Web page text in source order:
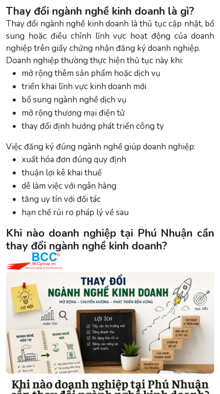
Thay đổi ngành nghề kinh doanh là gì?
Thay đổi ngành nghề kinh doanh là thủ tục cập nhật, bổ
sung hoặc điều chỉnh lĩnh vực hoạt động của doanh
nghiệp trên giấy chứng nhận đăng ký doanh nghiệp.
Doanh nghiệp thường thực hiện thủ tục này khi:
mở rộng thêm sản phẩm hoặc dịch vụ
triển khai lĩnh vực kinh doanh mới
bổ sung ngành nghề dịch vụ
mở rộng thương mại điện tử
thay đổi định hướng phát triển công ty
Việc đăng ký đúng ngành nghề giúp doanh nghiệp:
xuất hóa đơn đúng quy định
thuận lợi kê khai thuế
dễ làm việc với ngân hàng
tăng uy tín với đối tác
hạn chế rủi ro pháp lý về sau
Khi nào doanh nghiệp tại Phú Nhuận cần
thay đổi ngành nghề kinh doanh?